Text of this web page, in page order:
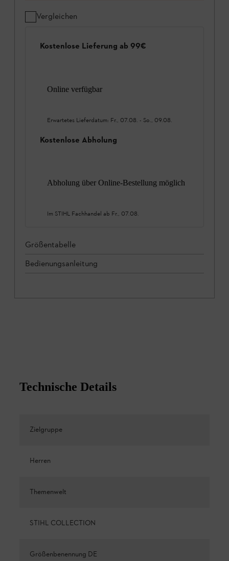
Vergleichen
Kostenlose Lieferung ab 99€
Online verfügbar
Erwartetes Lieferdatum: Fr., 07.08. - So., 09.08.
Kostenlose Abholung
Abholung über Online-Bestellung möglich
Im STIHL Fachhandel ab Fr., 07.08.
Größentabelle
Bedienungsanleitung
Technische Details
Zielgruppe
Herren
Themenwelt
STIHL COLLECTION
Größenbenennung DE